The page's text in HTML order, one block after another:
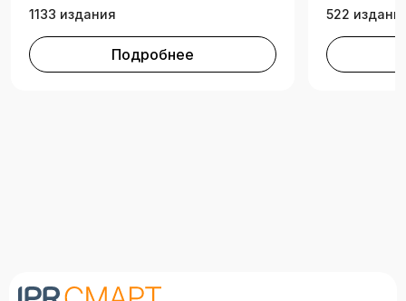
1133 издания
Подробнее
522